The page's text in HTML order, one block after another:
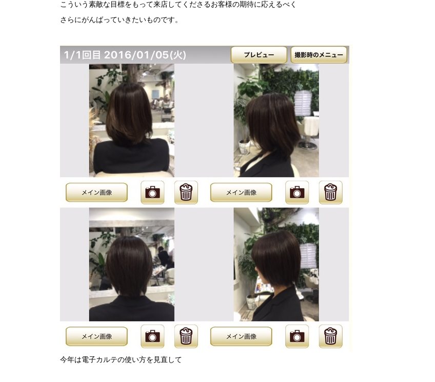
こういう素敵な目標をもって来店してくださるお客様の期待に応えるべく
さらにがんばっていきたいものです。
今年は電子カルテの使い方を見直して